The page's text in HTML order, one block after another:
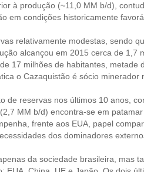
à produção (~11,0 MM b/d),
em condições historicamente
relativamente modestas, sendo
alcançou em 2015 cerca de 1,7
17 milhões de habitantes, metade
o Cazaquistão é sócio minerador
de reservas nos últimos 10 anos,
MM b/d) encontra-se em
frente aos EUA, papel
dos dominadores
da sociedade brasileira, mas